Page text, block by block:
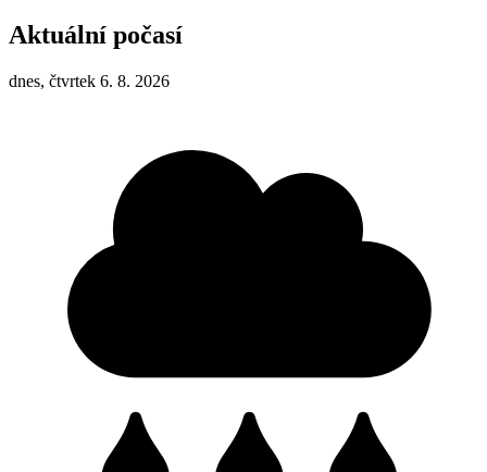
Aktuální počasí
dnes, čtvrtek 6. 8. 2026